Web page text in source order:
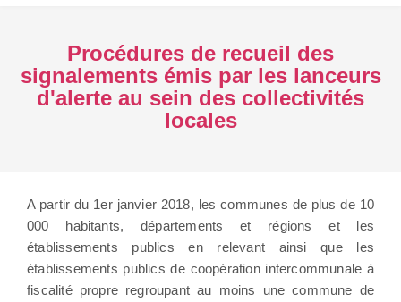
Procédures de recueil des
signalements émis par les lanceurs
d'alerte au sein des collectivités
locales
A partir du 1er janvier 2018, les communes de plus de 10
000 habitants, départements et régions et les
établissements publics en relevant ainsi que les
établissements publics de coopération intercommunale à
fiscalité propre regroupant au moins une commune de